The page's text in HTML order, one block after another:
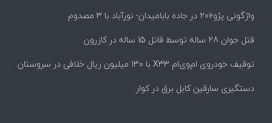
واژگونی پژو۲۰۶ در جاده بابامیدان- نورآباد با ۳ مصدوم
قتل جوان 28 ساله توسط قاتل 15 ساله در کازرون
توقیف خودروی ام‌وی‌ام X33 با ۱۳۰ میلیون ریال خلافی در سروستان
دستگیری سارقین کابل برق در کوار